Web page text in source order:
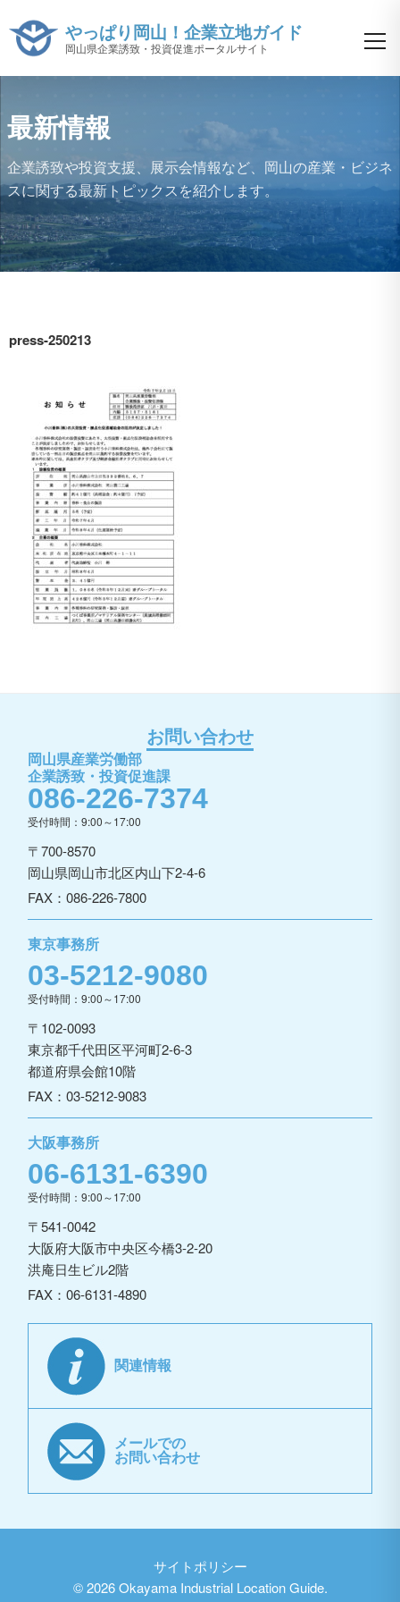
やっぱり岡山！企業立地ガイド
岡山県企業誘致・投資促進ポータルサイト
最新情報
企業誘致や投資支援、展示会情報など、 岡山の産業・ビジネ
スに関する最新トピックスを紹介します。
press-250213
お問い合わせ
岡山県産業労働部
企業誘致・投資促進課
086-226-7374
受付時間：9:00～17:00
〒700-8570
岡山県岡山市北区内山下2-4-6
FAX：086-226-7800
東京事務所
03-5212-9080
受付時間：9:00～17:00
〒102-0093
東京都千代田区平河町2-6-3
都道府県会館10階
FAX：03-5212-9083
大阪事務所
06-6131-6390
受付時間：9:00～17:00
〒541-0042
大阪府大阪市中央区今橋3-2-20
洪庵日生ビル2階
FAX：06-6131-4890
関連情報
メールでの
お問い合わせ
サイトポリシー
©2026 Okayama Industrial Location Guide.